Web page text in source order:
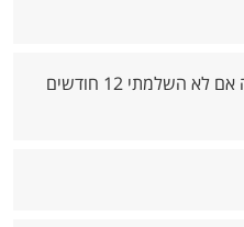
האם אני זכאית לדמי אבטלה אם לא השלמתי 12 חודשים